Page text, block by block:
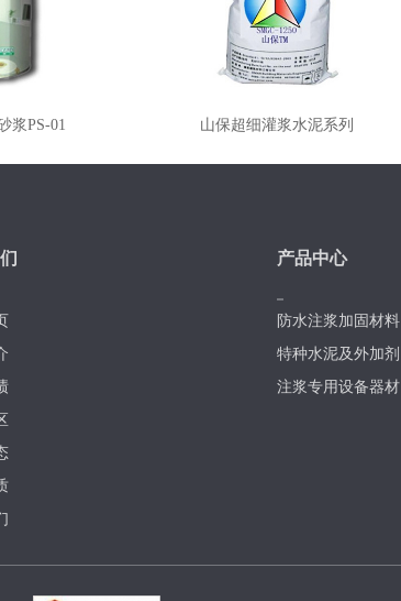
浆PS-01 山保超细灌浆水泥系列
产品中心
防水注浆加固材料
特种水泥及外加剂
注浆专用设备器材